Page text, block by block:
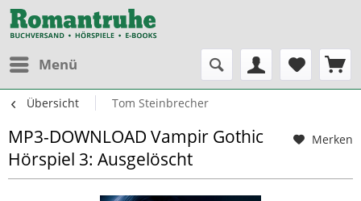
Menü
Übersicht Tom Steinbrecher
Merken
MP3-DOWNLOAD Vampir Gothic
Hörspiel 3: Ausgelöscht